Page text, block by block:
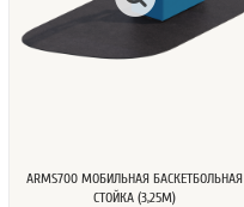
ARMS700 МОБИЛЬНАЯ БАСКЕТБОЛЬНАЯ
СТОЙКА (3,25М)